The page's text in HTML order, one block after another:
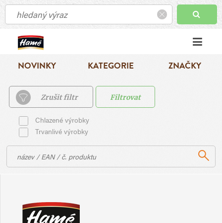
NOVINKY KATEGORIE ZNAČKY
Zrušit filtr Filtrovat
Chlazené výrobky
Trvanlivé výrobky